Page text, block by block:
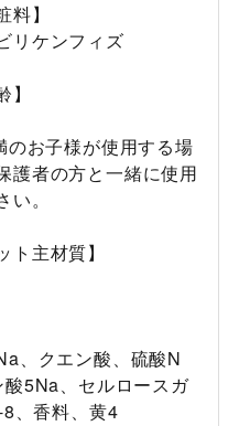
料】
リケンフィズ
】
のお子様が使用する場
護者の方と一緒に使用
い。
ト主材質】
、クエン酸、硫酸N
5Na、セルロースガ
、香料、黄4